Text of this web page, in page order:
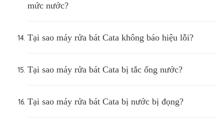
mức nước?
Tại sao máy rửa bát Cata không báo hiệu lỗi?
Tại sao máy rửa bát Cata bị tắc ống nước?
Tại sao máy rửa bát Cata bị nước bị đọng?